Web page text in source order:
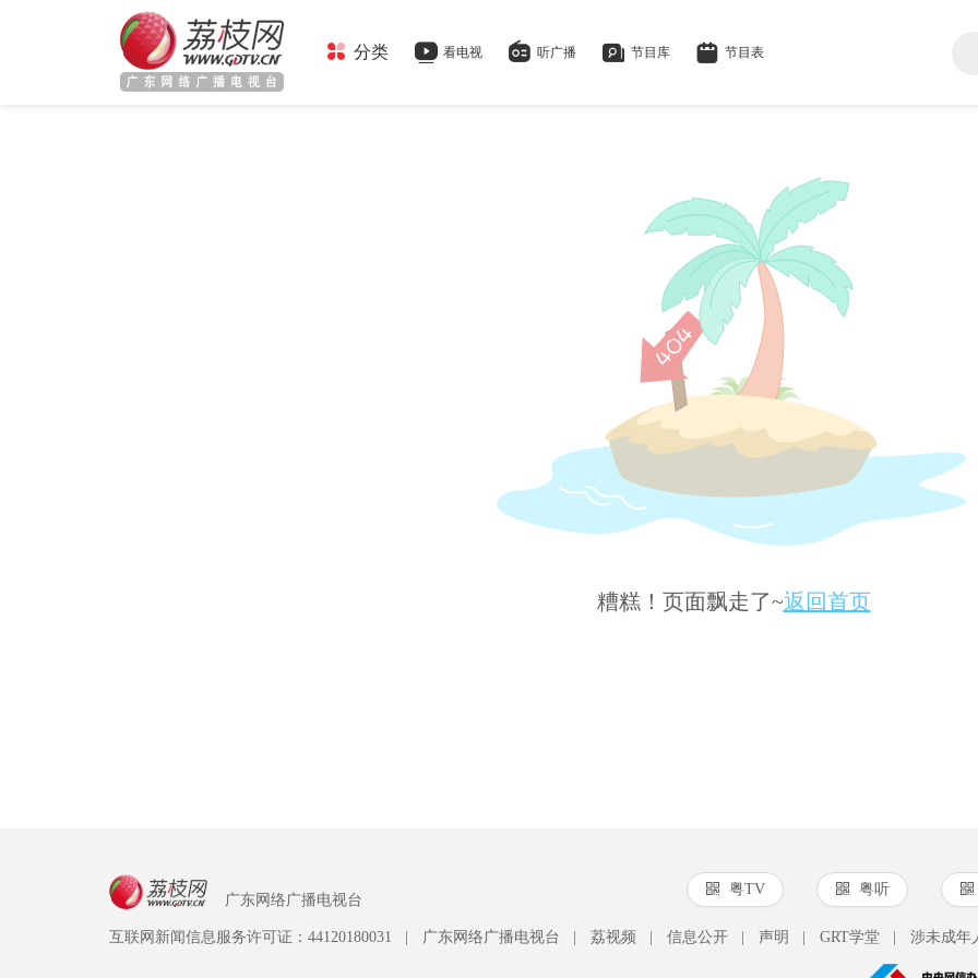
分类 看电视 听广播 节目库 节目表
糟糕！页面飘走了~返回首页
广东网络广播电视台
粤TV 粤听
互联网新闻信息服务许可证：44120180031 广东网络广播电视台 荔视频 信息公开 声明 GRT学堂 涉未成年